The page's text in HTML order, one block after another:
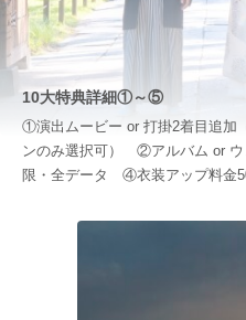
10大特典詳細①～⑤
①演出ムービー or 打掛2着目追加
ンのみ選択可） ②アルバム or
限・全データ ④衣装アップ料金